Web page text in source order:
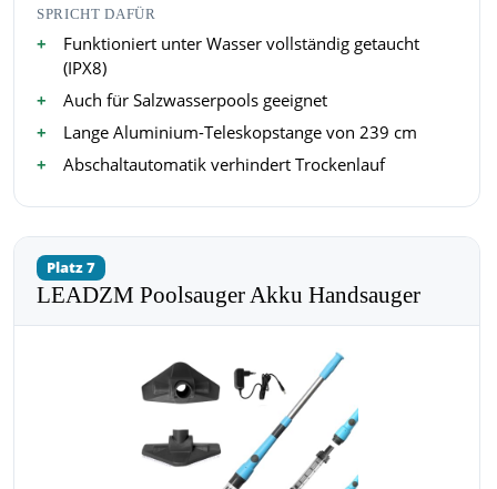
SPRICHT DAFÜR
Funktioniert unter Wasser vollständig getaucht
(IPX8)
Auch für Salzwasserpools geeignet
Lange Aluminium-Teleskopstange von 239 cm
Abschaltautomatik verhindert Trockenlauf
Platz 7
LEADZM Poolsauger Akku Handsauger